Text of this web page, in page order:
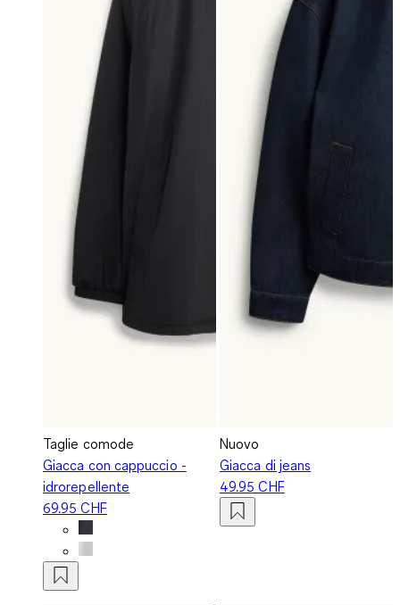
Taglie comode
Giacca con cappuccio -
idrorepellente
69.95 CHF
Nuovo
Giacca di jeans
49.95 CHF